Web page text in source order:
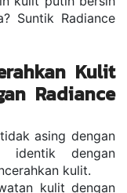
Suntik Radiance
Kulit
Radiance
asing dengan
dengan
kulit.
kulit dengan